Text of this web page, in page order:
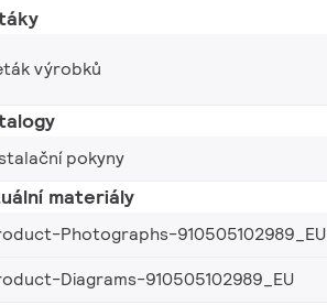
výrobků
pokyny
materiály
Photographs-910505102989_EU
Diagrams-910505102989_EU